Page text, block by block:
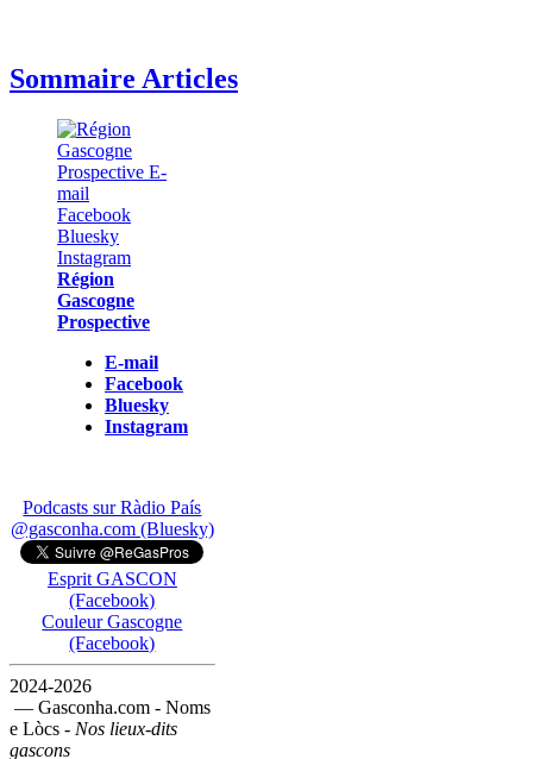
Sommaire Articles
Région
Gascogne
Prospective
E-mail
Facebook
Bluesky
Instagram
Podcasts sur Ràdio País
@gasconha.com (Bluesky)
Esprit GASCON
(Facebook)
Couleur Gascogne
(Facebook)
2024-2026
— Gasconha.com - Noms
e Lòcs - Nos lieux-dits
gascons